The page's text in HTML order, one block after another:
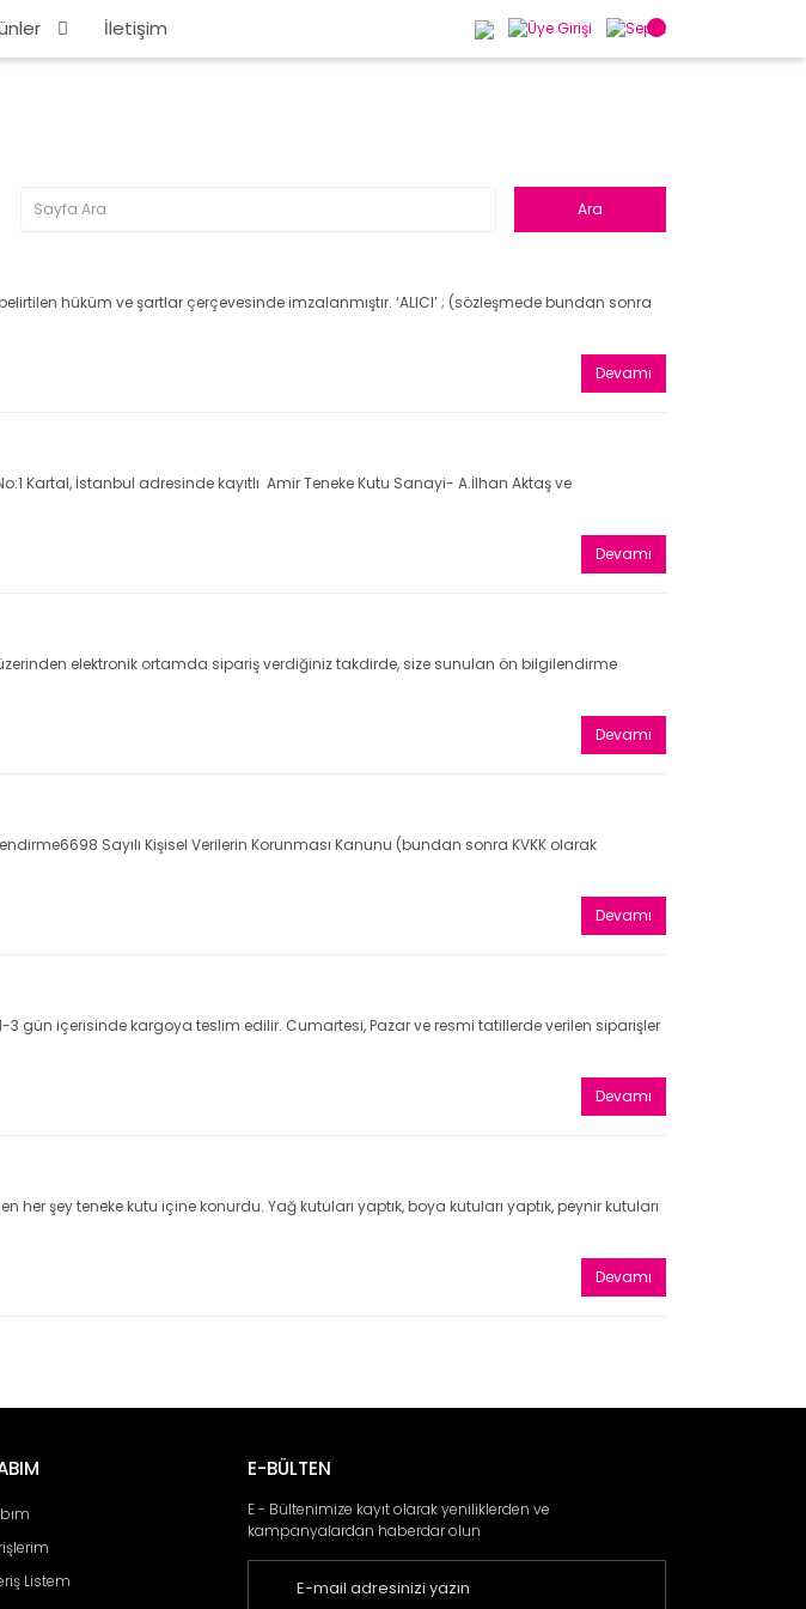
İletişim
belirtilen hüküm ve şartlar çerçevesinde imzalanmıştır. ‘ALICI’ ; (sözleşmede bundan sonra
Devamı
Kartal, İstanbul adresinde kayıtlı Amir Teneke Kutu Sanayi- A.İlhan Aktaş ve
Devamı
üzerinden elektronik ortamda sipariş verdiğiniz takdirde, size sunulan ön bilgilendirme
Devamı
Sayılı Kişisel Verilerin Korunması Kanunu (bundan sonra KVKK olarak
Devamı
gün içerisinde kargoya teslim edilir. Cumartesi, Pazar ve resmi tatillerde verilen siparişler
Devamı
her şey teneke kutu içine konurdu. Yağ kutuları yaptık, boya kutuları yaptık, peynir kutuları
Devamı
Listem
E-BÜLTEN
E - Bültenimize kayıt olarak yeniliklerden ve
kampanyalardan haberdar olun